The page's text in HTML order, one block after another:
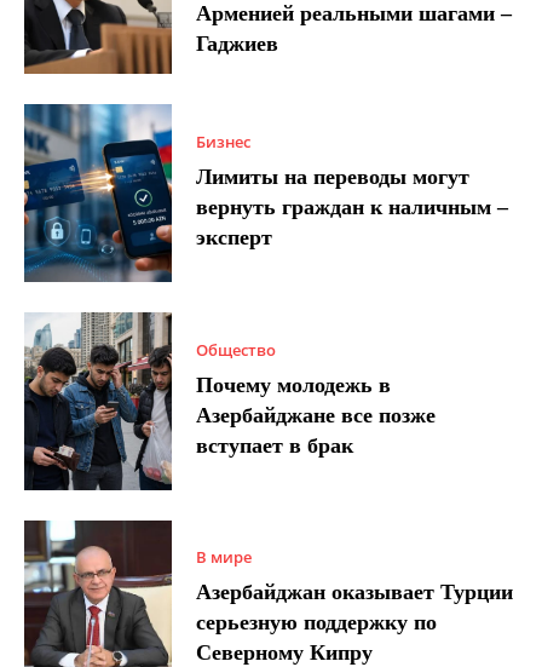
Арменией реальными шагами –
Гаджиев
Бизнес
Лимиты на переводы могут
вернуть граждан к наличным –
эксперт
Общество
Почему молодежь в
Азербайджане все позже
вступает в брак
В мире
Азербайджан оказывает Турции
серьезную поддержку по
Северному Кипру